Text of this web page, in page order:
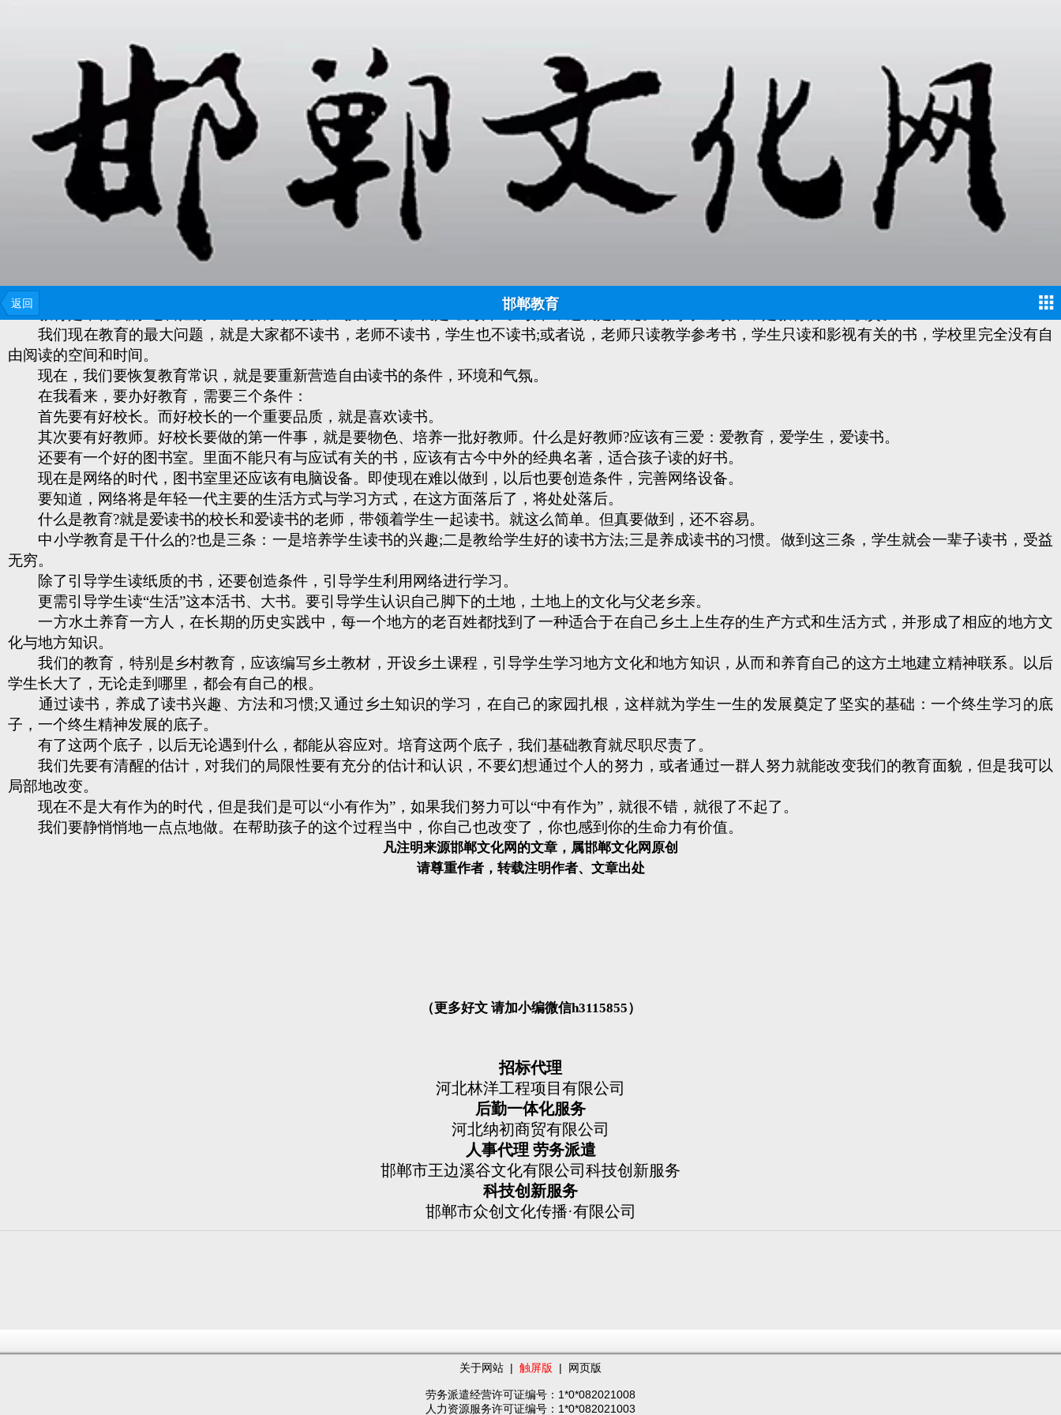
返回 邯郸教育
北大教授钱理群：连老师都不读书了，教育怎么能好起来？
2022-12-20 14:04:58点击:
来源：老一辈人（公众号） 作者：钱理群
这些年我们把教育越说越复杂，越糊涂。现在应该返璞归真，回到常识上来。
教育是干什么的?老百姓有一个最朴实的说法：孩子上学，就是“去读书”。读书，这就是关键。引导学生读书，是教育的根本职责。
我们现在教育的最大问题，就是大家都不读书，老师不读书，学生也不读书;或者说，老师只读教学参考书，学生只读和影视有关的书，学校里完全没有自
由阅读的空间和时间。
现在，我们要恢复教育常识，就是要重新营造自由读书的条件，环境和气氛。
在我看来，要办好教育，需要三个条件：
首先要有好校长。而好校长的一个重要品质，就是喜欢读书。
其次要有好教师。好校长要做的第一件事，就是要物色、培养一批好教师。什么是好教师?应该有三爱：爱教育，爱学生，爱读书。
还要有一个好的图书室。里面不能只有与应试有关的书，应该有古今中外的经典名著，适合孩子读的好书。
现在是网络的时代，图书室里还应该有电脑设备。即使现在难以做到，以后也要创造条件，完善网络设备。
要知道，网络将是年轻一代主要的生活方式与学习方式，在这方面落后了，将处处落后。
什么是教育?就是爱读书的校长和爱读书的老师，带领着学生一起读书。就这么简单。但真要做到，还不容易。
中小学教育是干什么的?也是三条：一是培养学生读书的兴趣;二是教给学生好的读书方法;三是养成读书的习惯。做到这三条，学生就会一辈子读书，受益
无穷。
除了引导学生读纸质的书，还要创造条件，引导学生利用网络进行学习。
更需引导学生读“生活”这本活书、大书。要引导学生认识自己脚下的土地，土地上的文化与父老乡亲。
一方水土养育一方人，在长期的历史实践中，每一个地方的老百姓都找到了一种适合于在自己乡土上生存的生产方式和生活方式，并形成了相应的地方文
化与地方知识。
我们的教育，特别是乡村教育，应该编写乡土教材，开设乡土课程，引导学生学习地方文化和地方知识，从而和养育自己的这方土地建立精神联系。以后
学生长大了，无论走到哪里，都会有自己的根。
通过读书，养成了读书兴趣、方法和习惯;又通过乡土知识的学习，在自己的家园扎根，这样就为学生一生的发展奠定了坚实的基础：一个终生学习的底
子，一个终生精神发展的底子。
有了这两个底子，以后无论遇到什么，都能从容应对。培育这两个底子，我们基础教育就尽职尽责了。
我们先要有清醒的估计，对我们的局限性要有充分的估计和认识，不要幻想通过个人的努力，或者通过一群人努力就能改变我们的教育面貌，但是我可以
局部地改变。
现在不是大有作为的时代，但是我们是可以“小有作为”，如果我们努力可以“中有作为”，就很不错，就很了不起了。
我们要静悄悄地一点点地做。在帮助孩子的这个过程当中，你自己也改变了，你也感到你的生命力有价值。
凡注明来源邯郸文化网的文章，属邯郸文化网原创
请尊重作者，转载注明作者、文章出处
（更多好文 请加小编微信h3115855）
招标代理
河北林洋工程项目有限公司
后勤一体化服务
河北纳初商贸有限公司
人事代理 劳务派遣
邯郸市王边溪谷文化有限公司科技创新服务
科技创新服务
邯郸市众创文化传播·有限公司
关于网站 | 触屏版 | 网页版
劳务派遣经营许可证编号：1*0*082021008
人力资源服务许可证编号：1*0*082021003